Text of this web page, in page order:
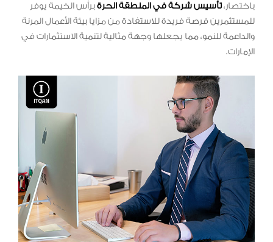
باختصار،تأسيس شركة في المنطقة الحرةبرأس الخيمة يوفر
للمستثمرين فرصة فريدة للاستفادة من مزايا بيئة الأعمال المرنة
والداعمة للنمو، مما يجعلها وجهة مثالية لتنمية الاستثمارات في
الإمارات.